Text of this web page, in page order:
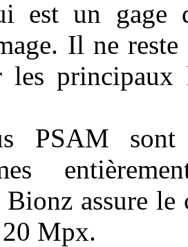
est un gage
Il ne reste
les principaux
PSAM sont
Bionz assure
Mpx.